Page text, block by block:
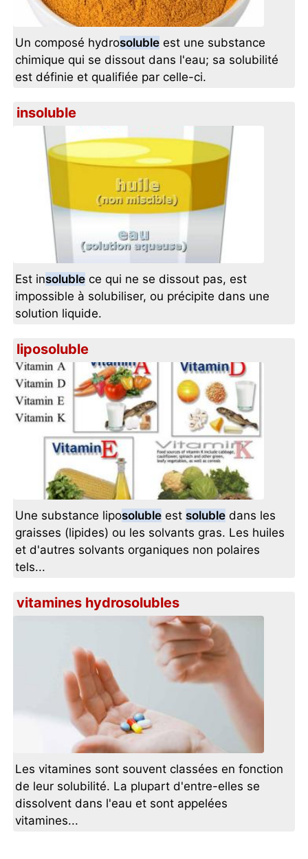
Un composé hydrosoluble est une substance
chimique qui se dissout dans l'eau; sa solubilité
est définie et qualifiée par celle-ci.
insoluble
Est insoluble ce qui ne se dissout pas, est
impossible à solubiliser, ou précipite dans une
solution liquide.
liposoluble
Une substance liposoluble estsoluble dans les
graisses (lipides) ou les solvants gras. Les huiles
et d'autres solvants organiques non polaires
tels...
vitamines hydrosolubles
Les vitamines sont souvent classées en fonction
de leur solubilité. La plupart d'entre-elles se
dissolvent dans l'eau et sont appelées
vitamines...